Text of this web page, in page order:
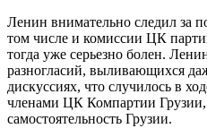
Ленин внимательно следил за
том числе и комиссии ЦК
тогда уже серьезно болен.
разногласий, выливающихся
дискуссиях, что случилось в
членами ЦК Компартии Грузии,
самостоятельность Грузии.